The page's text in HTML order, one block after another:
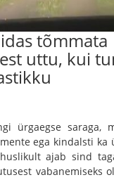
tõmmata
uttu, kui
ürgaegse saraga,
ega kindalsti ka
ajab sind
vabanemiseks